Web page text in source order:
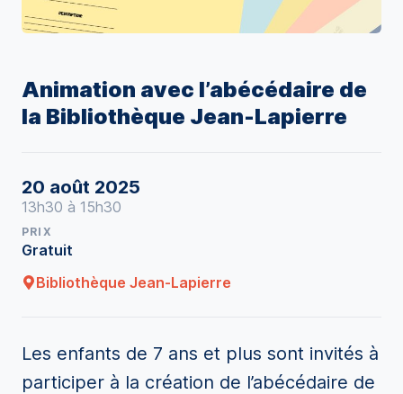
Animation avec l’abécédaire de
la Bibliothèque Jean-Lapierre
20 août 2025
13h30 à 15h30
PRIX
Gratuit
Bibliothèque Jean-Lapierre
Les enfants de 7 ans et plus sont invités à
participer à la création de l’abécédaire de